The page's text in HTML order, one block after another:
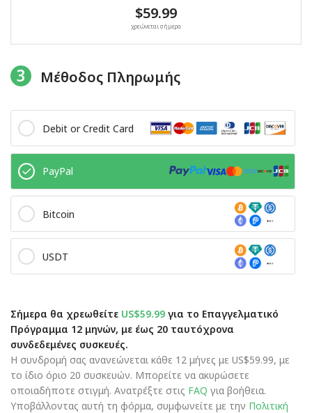
$59.99
χρεώνεται σήμερα
3 Μέθοδος Πληρωμής
Debit or Credit Card
PayPal
Bitcoin
USDT
Σήμερα θα χρεωθείτε US$59.99 για το Επαγγελματικό
Πρόγραμμα 12 μηνών, με έως 20 ταυτόχρονα
συνδεδεμένες συσκευές.
Η συνδρομή σας ανανεώνεται κάθε 12 μήνες με US$59.99, με
το ίδιο όριο 20 συσκευών. Μπορείτε να ακυρώσετε
οποιαδήποτε στιγμή. Ανατρέξτε στις FAQ για βοήθεια.
Υποβάλλοντας αυτή τη φόρμα, συμφωνείτε με την Πολιτική